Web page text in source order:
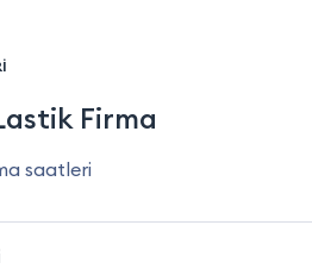
Firma
saatleri